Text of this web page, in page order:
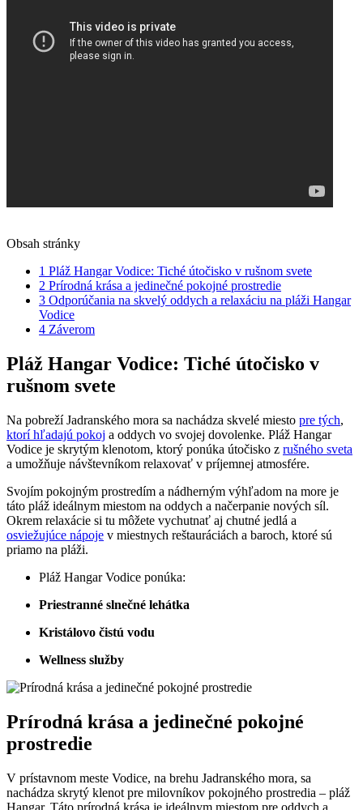
Obsah stránky
1 Pláž Hangar Vodice:‌ Tiché útočisko ⁢v rušnom svete
2 Prírodná​ krása ⁤a jedinečné pokojné prostredie
3 Odporúčania na ‍skvelý oddych a⁣ relaxáciu na pláži Hangar⁣
Vodice
4 Záverom
Pláž Hangar Vodice:‌ Tiché útočisko ⁢v
rušnom svete
Na pobreží Jadranského mora sa nachádza ⁢skvelé miesto pre tých,
ktorí hľadajú pokoj a​ oddych vo svojej dovolenke. Pláž Hangar
‍Vodice je ⁢skrytým klenotom, ktorý ponúka⁣ útočisko z rušného sveta
a umožňuje návštevníkom ‌relaxovať v príjemnej⁢ atmosfére.
Svojím pokojným prostredím a ⁢nádherným ​výhľadom‌ na more je
táto pláž ideálnym‍ miestom⁢ na oddych a načerpanie nových⁤ síl.
Okrem ‌relaxácie ‌si‌ tu môžete vychutnať⁤ aj chutné jedlá⁢ a
osviežujúce nápoje v⁣ miestnych reštauráciách a‍ baroch, ktoré sú
‌priamo na pláži.
Pláž Hangar Vodice ponúka:
Priestranné slnečné⁢ lehátka
Kristálovo čistú vodu
Wellness služby
Prírodná​ krása ⁤a jedinečné pokojné
prostredie
V prístavnom​ meste Vodice, na brehu Jadranského mora, sa
nachádza skrytý‌ klenot pre milovníkov pokojného prostredia – pláž
Hangar. Táto prírodná krása je ideálnym miestom pre‌ oddych a